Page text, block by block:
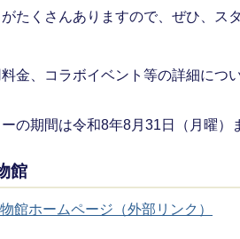
たくさんありますので、ぜひ、ス
金、コラボイベント等の詳細につ
の期間は令和8年8月31日（月曜）
館
館ホームページ（外部リンク）